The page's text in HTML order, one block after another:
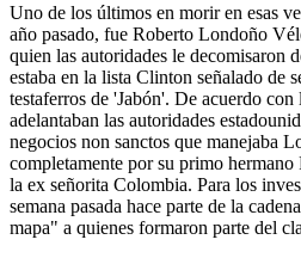
Uno de los últimos en morir en esas
año pasado, fue Roberto Londoño
quien las autoridades le decomisaron
estaba en la lista Clinton señalado de
testaferros de 'Jabón'. De acuerdo
adelantaban las autoridades
negocios non sanctos que manejaba
completamente por su primo
la ex señorita Colombia. Para los
semana pasada hace parte de la
mapa" a quienes formaron parte del